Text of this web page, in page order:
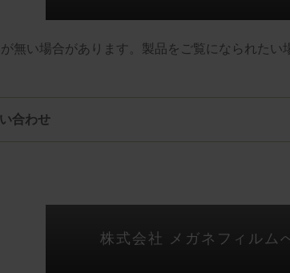
無い場合があります。製品をご覧になられたい
合わせ
株式会社 メガネフィルム